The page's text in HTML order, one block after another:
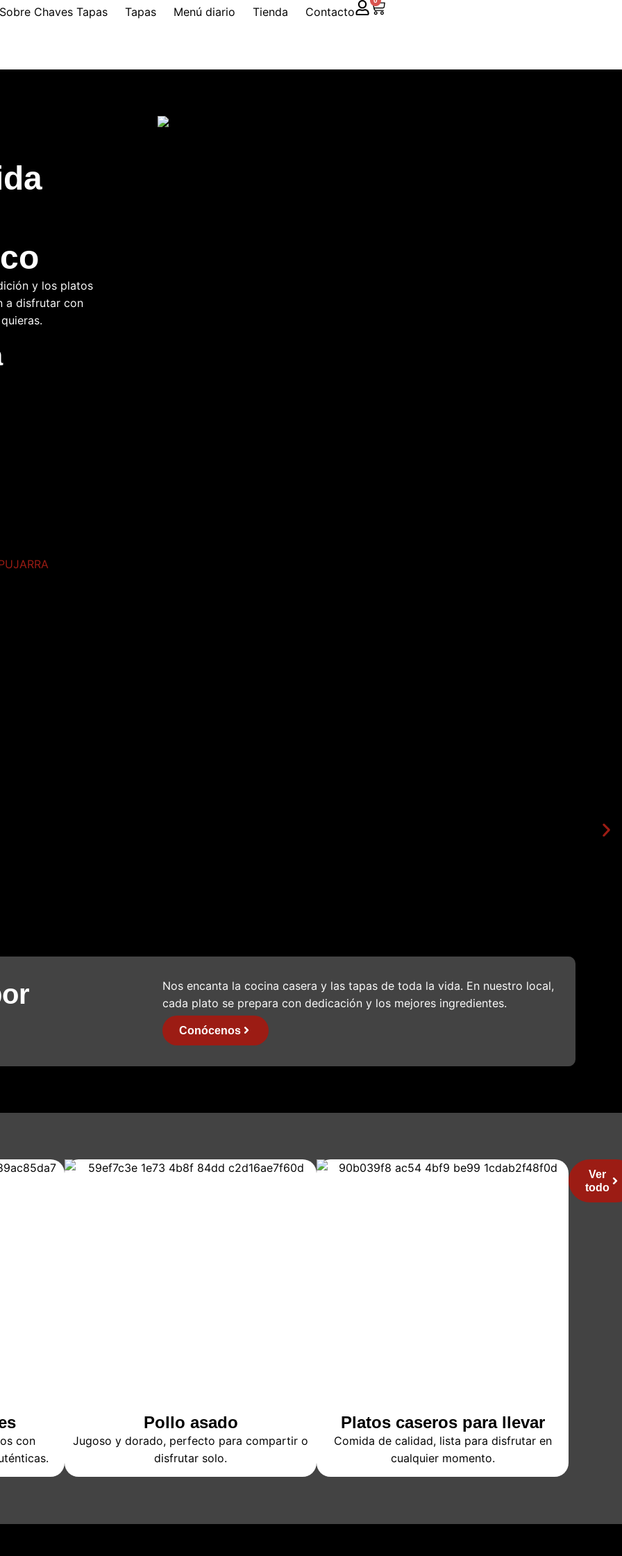
Sobre Chaves Tapas Tapas Menú diario Tienda Contacto
y los platos
a disfrutar con
Nos encanta la cocina casera y las tapas de toda la vida. En nuestro local,
cada plato se prepara con dedicación y los mejores ingredientes.
Conócenos
con
Pollo asado
Jugoso y dorado, perfecto para compartir o
disfrutar solo.
Platos caseros para llevar
Comida de calidad, lista para disfrutar en
cualquier momento.
Ver
todo